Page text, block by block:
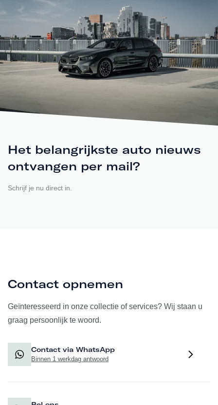
Het belangrijkste auto nieuws
ontvangen per mail?
Schrijf je nu direct in.
Contact opnemen
Geïnteresseerd in onze collectie of services? Wij staan u
graag persoonlijk te woord.
Contact via WhatsApp
Binnen 1 werkdag antwoord